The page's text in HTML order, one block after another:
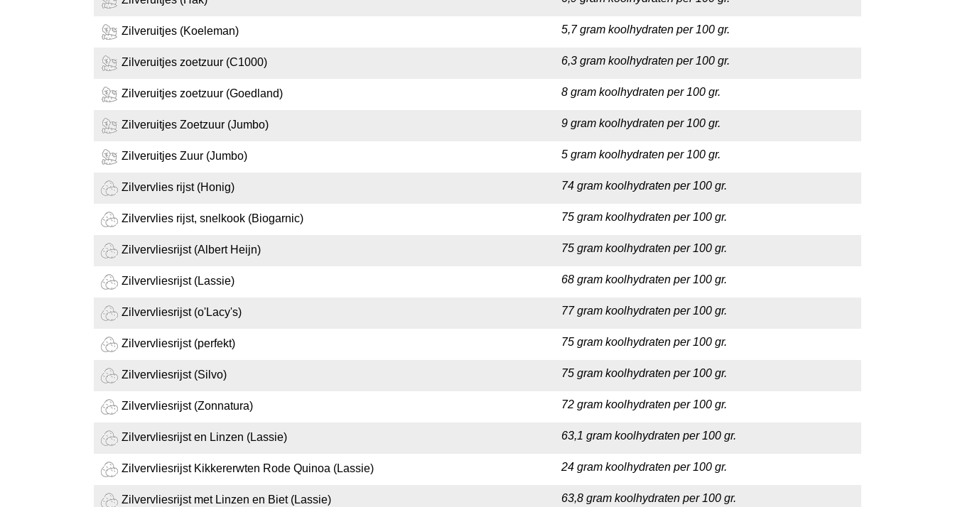
Zilveruitjes (Koeleman) 5,7 gram koolhydraten per 100 gr.
Zilveruitjes zoetzuur (C1000) 6,3 gram koolhydraten per 100 gr.
Zilveruitjes zoetzuur (Goedland) 8 gram koolhydraten per 100 gr.
Zilveruitjes Zoetzuur (Jumbo) 9 gram koolhydraten per 100 gr.
Zilveruitjes Zuur (Jumbo) 5 gram koolhydraten per 100 gr.
Zilvervlies rijst (Honig) 74 gram koolhydraten per 100 gr.
Zilvervlies rijst, snelkook (Biogarnic) 75 gram koolhydraten per 100 gr.
Zilvervliesrijst (Albert Heijn) 75 gram koolhydraten per 100 gr.
Zilvervliesrijst (Lassie) 68 gram koolhydraten per 100 gr.
Zilvervliesrijst (o'Lacy's) 77 gram koolhydraten per 100 gr.
Zilvervliesrijst (perfekt) 75 gram koolhydraten per 100 gr.
Zilvervliesrijst (Silvo) 75 gram koolhydraten per 100 gr.
Zilvervliesrijst (Zonnatura) 72 gram koolhydraten per 100 gr.
Zilvervliesrijst en Linzen (Lassie) 63,1 gram koolhydraten per 100 gr.
Zilvervliesrijst Kikkererwten Rode Quinoa (Lassie) 24 gram koolhydraten per 100 gr.
Zilvervliesrijst met Linzen en Biet (Lassie) 63,8 gram koolhydraten per 100 gr.